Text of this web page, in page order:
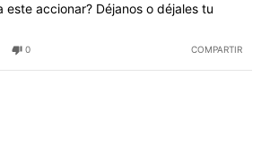
este accionar? Déjanos o déjales tu
0 COMPARTIR